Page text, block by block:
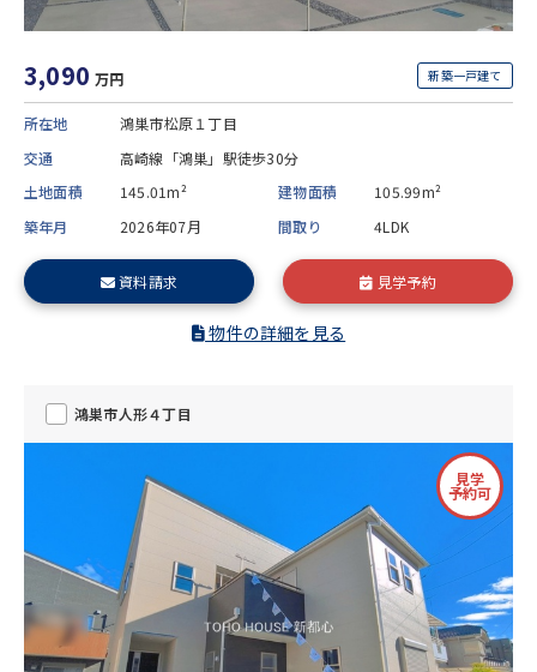
3,090 万円 新築一戸建て
所在地
鴻巣市松原１丁目
交通
高崎線「鴻巣」駅徒歩30分
土地面積
145.01m² 建物面積
105.99m²
築年月
2026年07月 間取り 4LDK
資料請求 見学予約
物件の詳細を見る
鴻巣市人形４丁目
見学
予約可